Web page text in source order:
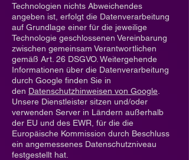
Technologien nichts Abweichendes
angeben ist, erfolgt die Datenverarbeitung
auf Grundlage einer für die jeweilige
Technologie geschlossenen Vereinbarung
zwischen gemeinsam Verantwortlichen
gemäß Art. 26 DSGVO. Weitergehende
Informationen über die Datenverarbeitung
durch Google finden Sie in
den Datenschutzhinweisen von Google
Unsere Dienstleister sitzen und/oder
verwenden Server in Ländern außerhalb
der EU und des EWR, für die die
Europäische Kommission durch Beschluss
ein angemessenes Datenschutzniveau
festgestellt hat.